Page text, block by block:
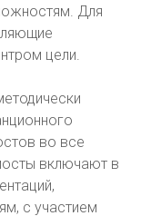
Для
цели.
во все
включают в
с участием